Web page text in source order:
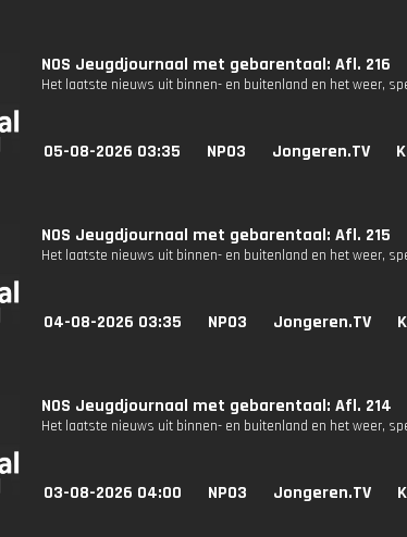
NOS Jeugdjournaal met gebarentaal: Afl. 216
Het laatste nieuws uit binnen- en buitenland en het weer,
05-08-2026 03:35 NPO3 Jongeren.TV
NOS Jeugdjournaal met gebarentaal: Afl. 215
Het laatste nieuws uit binnen- en buitenland en het weer,
04-08-2026 03:35 NPO3 Jongeren.TV
NOS Jeugdjournaal met gebarentaal: Afl. 214
Het laatste nieuws uit binnen- en buitenland en het weer,
03-08-2026 04:00 NPO3 Jongeren.TV